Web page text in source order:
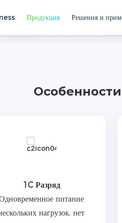
Продукция Решения и
коммерческих и
подключения до 50
1C Разряд
питание
нагрузок, нет